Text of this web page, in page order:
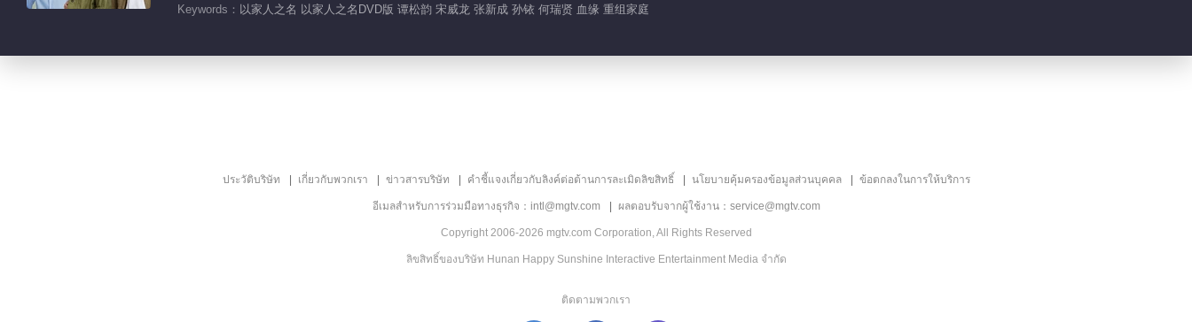
Keywords： 以家人之名 以家人之名DVD版 谭松韵 宋威龙 张新成 孙铱 何瑞贤 血缘 重组家庭
ประวัติบริษัท เกี่ยวกับพวกเรา ข่าวสารบริษัท คำชี้แจงเกี่ยวกับลิงค์ต่อต้านการละเมิดลิขสิทธิ์ นโยบายคุ้มครองข้อมูลส่วนบุคคล ข้อตกลงในการให้บริการ
อีเมลสำหรับการร่วมมือทางธุรกิจ：intl@mgtv.com ผลตอบรับจากผู้ใช้งาน：service@mgtv.com
Copyright 2006-2026 mgtv.com Corporation, All Rights Reserved
ลิขสิทธิ์ของบริษัท Hunan Happy Sunshine Interactive Entertainment Media จำกัด
ติดตามพวกเรา